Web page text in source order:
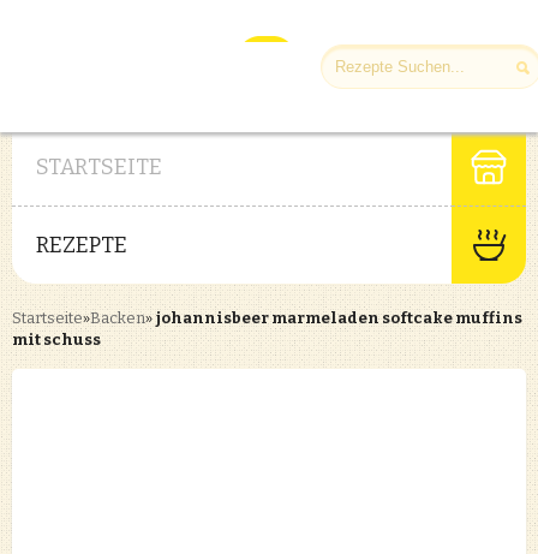
STARTSEITE
REZEPTE
Startseite»Backen»johannisbeer marmeladen softcake muffins
mit schuss